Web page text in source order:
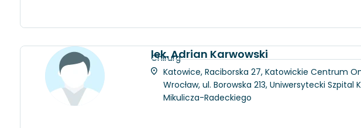
lek. Adrian Karwowski
Chirurg
Katowice, Raciborska 27, Katowickie Centrum
Wrocław, ul. Borowska 213, Uniwersytecki Szpital
Mikulicza-Radeckiego